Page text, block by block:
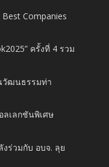
Best Companies
ครั้งที่ 4 รวม
วัฒนธรรมท่า
ลเลกชันพิเศษ
ร่วมกับ อบจ. ลุย